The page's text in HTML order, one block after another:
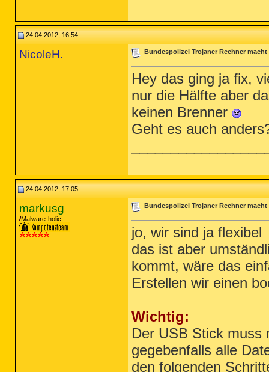
24.04.2012, 16:54
NicoleH. Bundespolizei Trojaner Rechner
Hey das ging ja fix,
nur die Hälfte aber
keinen Brenner
Geht es auch
24.04.2012, 17:05
markusg
Malware-holic
Bundespolizei Trojaner Rechner
jo, wir sind ja flexibel
das ist aber
kommt, wäre das
Erstellen wir einen
Wichtig:
Der USB Stick muss
gegebenfalls alle
den folgenden